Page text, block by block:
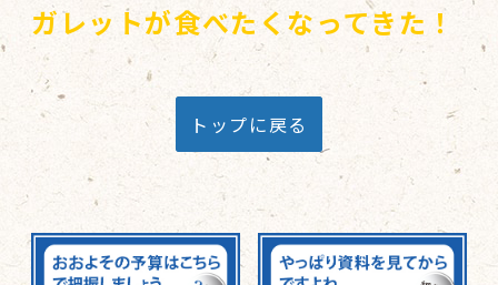
ガレットが食べたくなってきた！
トップに戻る